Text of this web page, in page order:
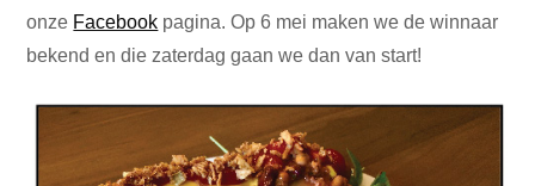
onze Facebook pagina. Op 6 mei maken we de winnaar
bekend en die zaterdag gaan we dan van start!